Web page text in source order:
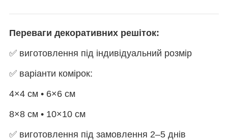
Переваги декоративних решіток:
✅ виготовлення під індивідуальний розмір
✅ варіанти комірок:
4×4 см • 6×6 см
8×8 см • 10×10 см
✅ виготовлення під замовлення 2–5 днів